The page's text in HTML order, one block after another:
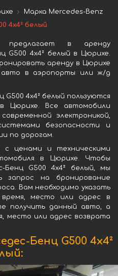
Марка Mercedes-Benz
4x4² белый
предлагает в аренду
G500 4x4² белый в Цюрихе.
аренду в Цюрихе
авто в аэропорты или ж/д
4x4² белый пользуются
Цюрихе. Все автомобили
электроникой,
безопасности и
по дорогам.
с ценами и техническими
в Цюрихе. Чтобы
Бенц G500 4x4² белый, мы
запрос на бронирование
Вам необходимо указать
место или адрес в
получить данный авто, а
место или адрес возврата
Бенц G500 4x4²